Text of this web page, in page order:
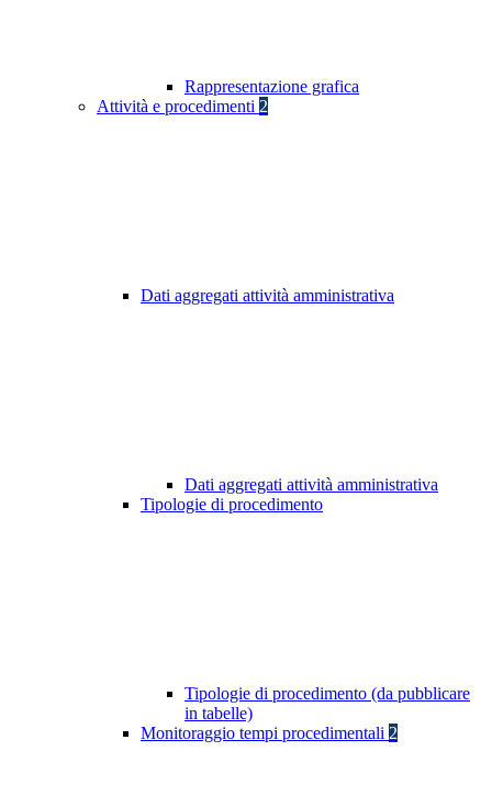
Rappresentazione grafica
Attività e procedimenti 2
Dati aggregati attività amministrativa
Dati aggregati attività amministrativa
Tipologie di procedimento
Tipologie di procedimento (da pubblicare
in tabelle)
Monitoraggio tempi procedimentali 2